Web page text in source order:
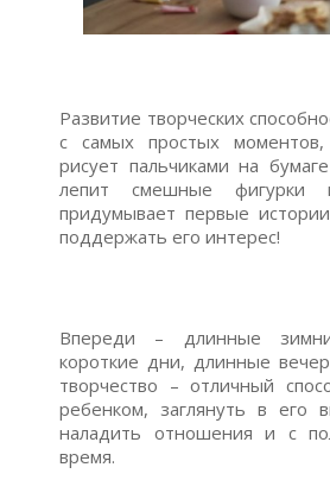
Развитие творческих
с самых простых
рисует пальчиками на
лепит смешные фигурки
придумывает первые
поддержать его интерес!
Впереди – длинные
короткие дни, длинные
творчество – отличный
ребенком, заглянуть в его
наладить отношения и с
время.